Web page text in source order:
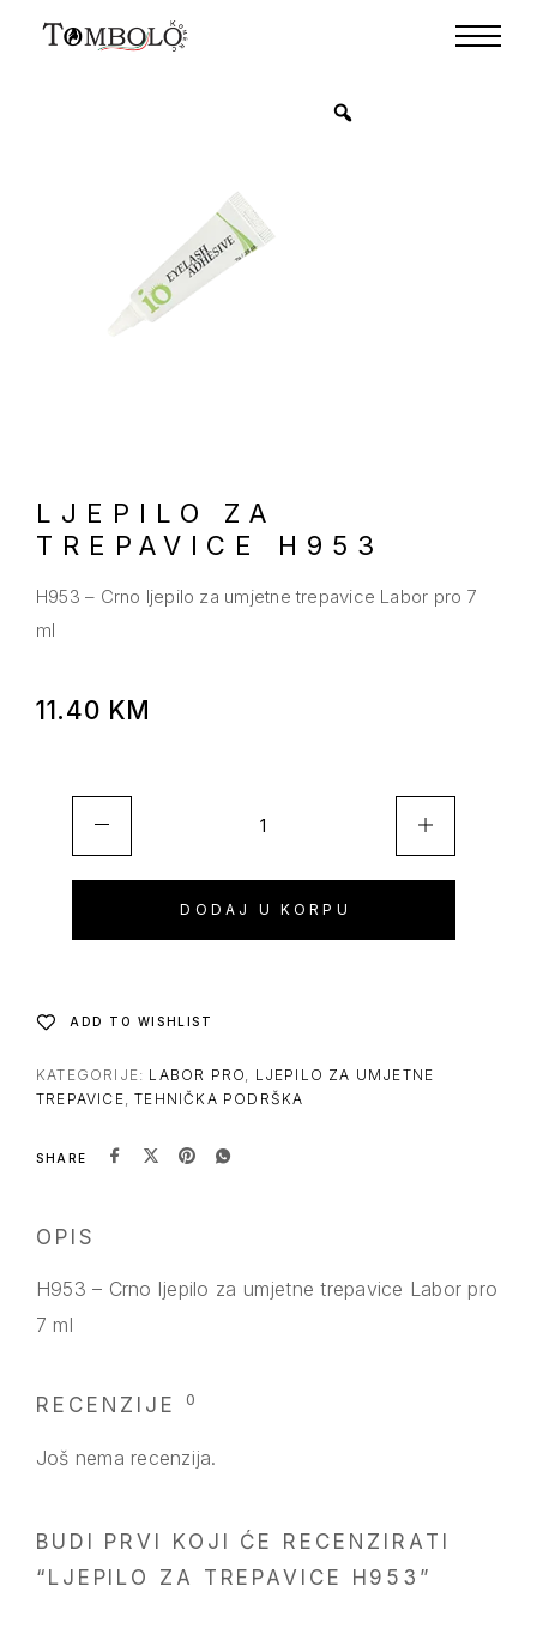
LJEPILO ZA
TREPAVICE H953
H953 – Crno ljepilo za umjetne trepavice Labor pro 7
ml
11.40 KM
DODAJ U KORPU
ADD TO WISHLIST
KATEGORIJE: LABOR PRO, LJEPILO ZA UMJETNE
TREPAVICE,TEHNIČKA PODRŠKA
SHARE
OPIS
H953 – Crno ljepilo za umjetne trepavice Labor pro
7 ml
RECENZIJE 0
Još nema recenzija.
BUDI PRVI KOJI ĆE RECENZIRATI
“LJEPILO ZA TREPAVICE H953”